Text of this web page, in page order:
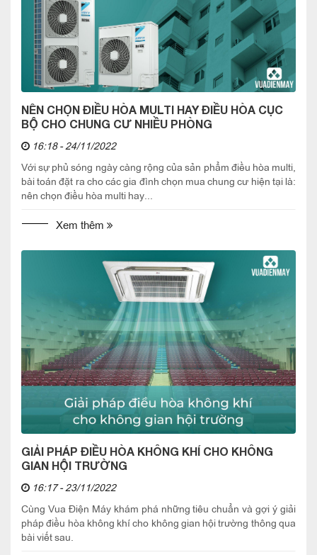
NÊN CHỌN ĐIỀU HÒA MULTI HAY ĐIỀU HÒA CỤC
BỘ CHO CHUNG CƯ NHIỀU PHÒNG
16:18 - 24/11/2022
Với sự phủ sóng ngày càng rộng của sản phẩm điều hòa multi,
bài toán đặt ra cho các gia đình chọn mua chung cư hiện tại là:
nên chọn điều hòa multi hay...
Xem thêm
GIẢI PHÁP ĐIỀU HÒA KHÔNG KHÍ CHO KHÔNG
GIAN HỘI TRƯỜNG
16:17 - 23/11/2022
Cùng Vua Điện Máy khám phá những tiêu chuẩn và gợi ý giải
pháp điều hòa không khí cho không gian hội trường thông qua
bài viết sau.